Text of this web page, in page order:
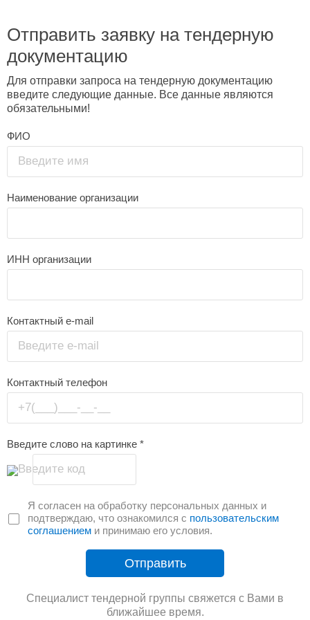
Отправить заявку на тендерную
документацию
Для отправки запроса на тендерную документацию
введите следующие данные. Все данные являются
обязательными!
ФИО
Введите имя
Наименование организации
ИНН организации
Контактный e-mail
Введите e-mail
Контактный телефон
+7(___)___-__-__
Введите слово на картинке *
Введите код
Я согласен на обработку персональных данных и
подтверждаю, что ознакомился с пользовательским
соглашением и принимаю его условия.
Отправить
Специалист тендерной группы свяжется с Вами в
ближайшее время.